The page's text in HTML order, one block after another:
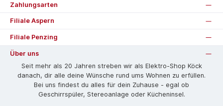
Zahlungsarten
Filiale Aspern
Filiale Penzing
Über uns
Seit mehr als 20 Jahren streben wir als Elektro-Shop Köck
danach, dir alle deine Wünsche rund ums Wohnen zu erfüllen.
Bei uns findest du alles für dein Zuhause - egal ob
Geschirrspüler, Stereoanlage oder Kücheninsel.